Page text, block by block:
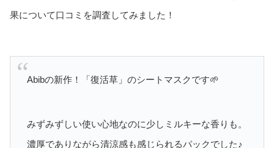
果について口コミを調査してみました！
Abibの新作！「復活草」のシートマスクです🌱
みずみずしい使い心地なのに少しミルキーな香りも。
濃厚でありながら清涼感も感じられるパックでした♪